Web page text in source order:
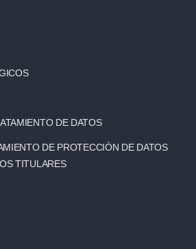
DE DATOS
DE PROTECCIÓN DE DATOS
TITULARES